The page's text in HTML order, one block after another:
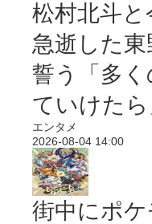
松村北斗と
急逝した
誓う「多
ていけたら
エンタメ
2026-08-04 14:00
街中にポ